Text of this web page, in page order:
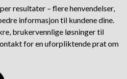
resultater – flere henvendelser,
informasjon til kundene dine.
brukervennlige løsninger til
for en uforpliktende prat om